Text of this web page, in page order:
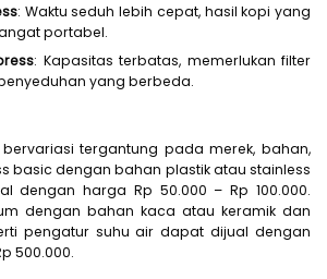
: Waktu seduh lebih cepat, hasil kopi yang
portabel.
: Kapasitas terbatas, memerlukan filter
yang berbeda.
tergantung pada merek, bahan,
basic dengan bahan plastik atau stainless
dengan harga Rp 50.000 – Rp 100.000.
dengan bahan kaca atau keramik dan
pengatur suhu air dapat dijual dengan
500.000.